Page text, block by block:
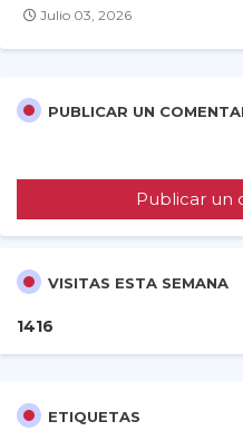
Julio 03, 2026
PUBLICAR UN
Publicar un
VISITAS ESTA SEMANA
1416
ETIQUETAS